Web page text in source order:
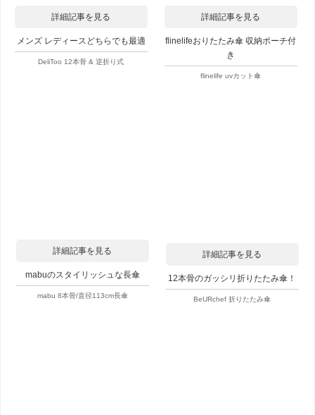
詳細記事を見る
メンズ レディースどちらでも最適
DeliToo 12本骨 & 逆折り式
詳細記事を見る
flinelifeおりたたみ傘 収納ポーチ付
き
flinelife uvカット傘
詳細記事を見る
mabuのスタイリッシュな長傘
mabu 8本骨/直径113cm長傘
詳細記事を見る
12本骨のガッシリ折りたたみ傘！
BeURchef 折りたたみ傘